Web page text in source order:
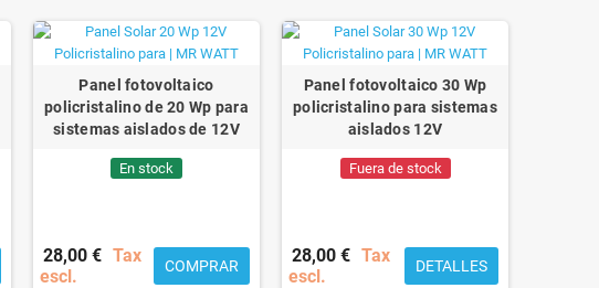
Panel fotovoltaico
policristalino de 20 Wp para
sistemas aislados de 12V
En stock
28,00 € Tax
escl.
COMPRAR
Panel fotovoltaico 30 Wp
policristalino para sistemas
aislados 12V
Fuera de stock
28,00 € Tax
escl.
DETALLES